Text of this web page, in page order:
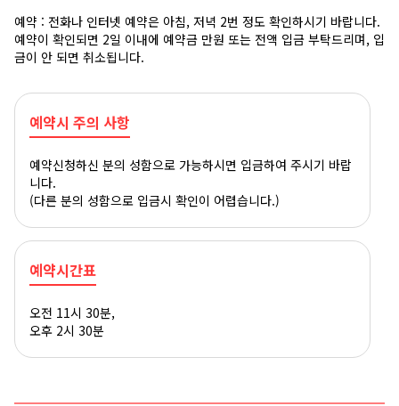
예약 : 전화나 인터넷 예약은 아침, 저녁 2번 정도 확인하시기 바랍니다.
예약이 확인되면 2일 이내에 예약금 만원 또는 전액 입금 부탁드리며, 입
금이 안 되면 취소됩니다.
예약시 주의 사항
예약신청하신 분의 성함으로 가능하시면 입금하여 주시기 바랍
니다.
(다른 분의 성함으로 입금시 확인이 어렵습니다.)
예약시간표
오전 11시 30분,
오후 2시 30분